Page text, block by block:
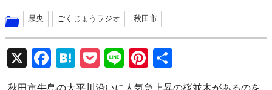
県央 ごくじょうラジオ 秋田市
X
F
a
H
at
P
o
Li
n
Pi
nt 有